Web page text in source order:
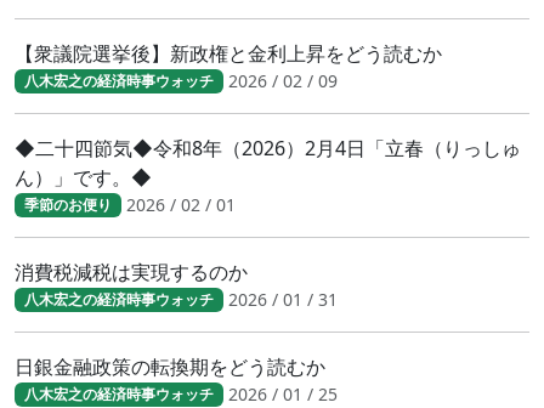
【衆議院選挙後】新政権と金利上昇をどう読むか
八木宏之の経済時事ウォッチ 2026 / 02 / 09
◆二十四節気◆令和8年（2026）2月4日「立春（りっしゅ
ん）」です。◆
季節のお便り 2026 / 02 / 01
消費税減税は実現するのか
八木宏之の経済時事ウォッチ 2026 / 01 / 31
日銀金融政策の転換期をどう読むか
八木宏之の経済時事ウォッチ 2026 / 01 / 25